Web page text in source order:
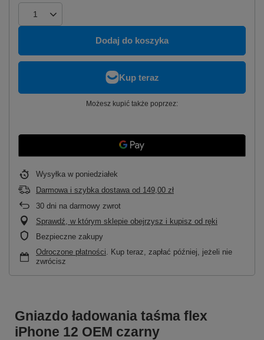
Dodaj do koszyka
Możesz kupić także poprzez:
Wysyłka w poniedziałek
Darmowa i szybka dostawa od 149,00 zł
30 dni na darmowy zwrot
Sprawdź, w którym sklepie obejrzysz i kupisz od ręki
Bezpieczne zakupy
Odroczone płatności . Kup teraz, zapłać później, jeżeli nie
zwrócisz
Gniazdo ładowania taśma flex
iPhone 12 OEM czarny